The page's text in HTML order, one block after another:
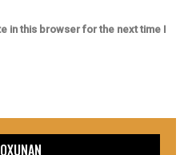
in this browser for the next time I